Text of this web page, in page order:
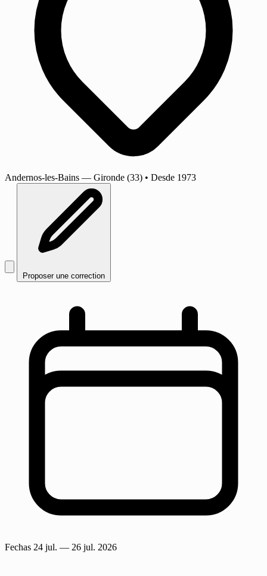
Andernos-les-Bains — Gironde (33) • Desde 1973
Proposer une correction
Fechas 24 jul. — 26 jul. 2026